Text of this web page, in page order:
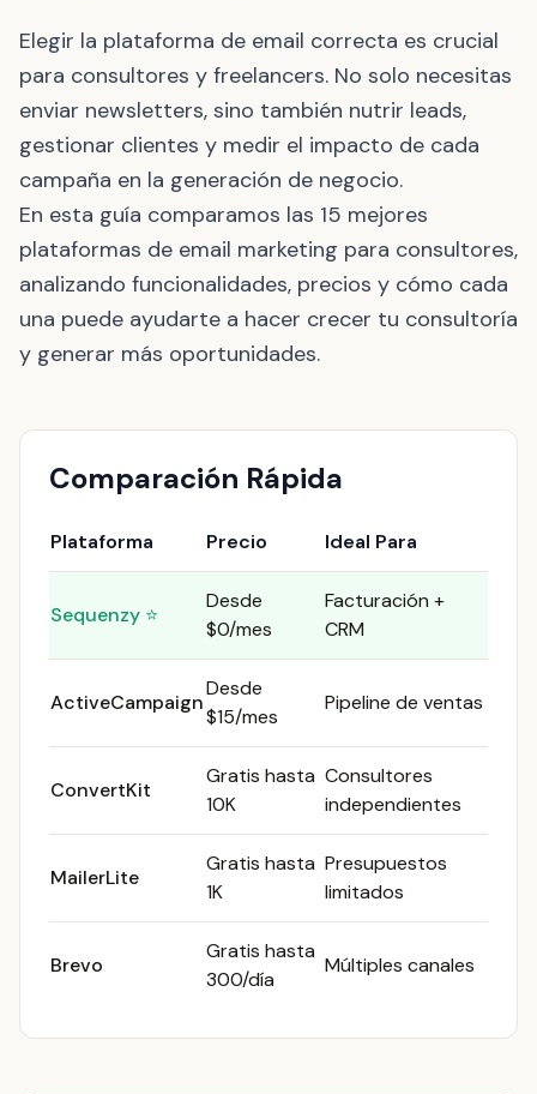
Elegir la plataforma de email correcta es crucial
para consultores y freelancers. No solo necesitas
enviar newsletters, sino también nutrir leads,
gestionar clientes y medir el impacto de cada
campaña en la generación de negocio.
En esta guía comparamos las 15 mejores
plataformas de email marketing para consultores,
analizando funcionalidades, precios y cómo cada
una puede ayudarte a hacer crecer tu consultoría
y generar más oportunidades.
Comparación Rápida
Plataforma Precio Ideal Para
Sequenzy ⭐
Desde
$0/mes
Facturación +
CRM
ActiveCampaign
Desde
$15/mes
Pipeline de ventas
ConvertKit
Gratis hasta
10K
Consultores
independientes
MailerLite
Gratis hasta
1K
Presupuestos
limitados
Brevo
Gratis hasta
300/día
Múltiples canales